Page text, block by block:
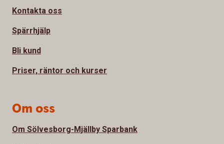
Kontakta oss
Spärrhjälp
Bli kund
Priser, räntor och kurser
Om oss
Om Sölvesborg-Mjällby Sparbank